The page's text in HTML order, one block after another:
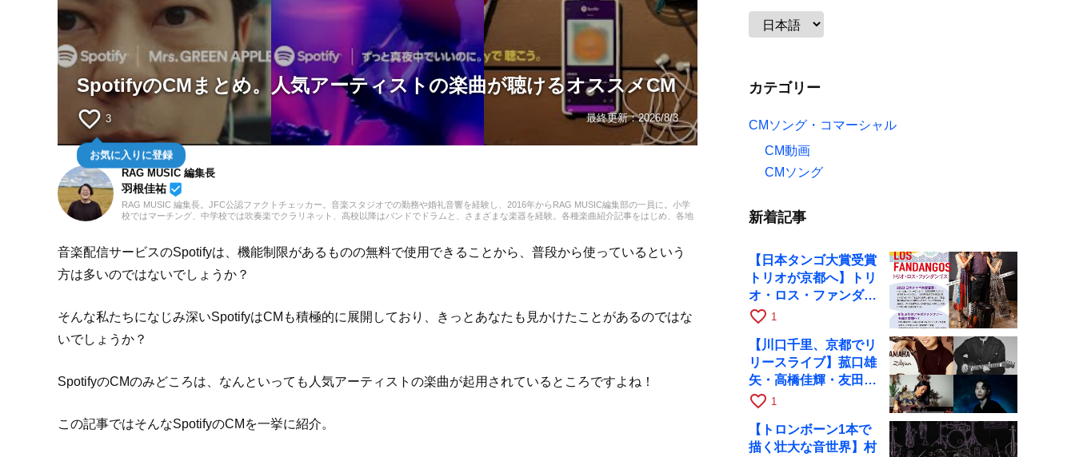
SpotifyのCMまとめ。人気アーティストの楽曲が聴けるオススメCM
favorite_border 3
お気に入りに登録
最終更新：2026/8/3
RAG MUSIC 編集長
羽根佳祐 beenhere
RAG MUSIC 編集長。JFC公認ファクトチェッカー。音楽スタジオでの勤務や婚礼音響を経験し、2016年からRAG MUSIC編集部の一員に。小学
校ではマーチング、中学校では吹奏楽でクラリネット、高校以降はバンドでドラムと、さまざまな楽器を経験。各種楽曲紹介記事をはじめ、各地
音楽配信サービスのSpotifyは、機能制限があるものの無料で使用できることから、普段から使っているという
方は多いのではないでしょうか？
そんな私たちになじみ深いSpotifyはCMも積極的に展開しており、きっとあなたも見かけたことがあるのではな
いでしょうか？
SpotifyのCMのみどころは、なんといっても人気アーティストの楽曲が起用されているところですよね！
この記事ではそんなSpotifyのCMを一挙に紹介。
カテゴリー
CMソング・コマーシャル
CM動画
CMソング
新着記事
【日本タンゴ大賞受賞
トリオが京都へ】トリ
オ・ロス・ファンダン
ゴスが10月9日にRAG
favorite_border 1
【川口千里、京都でリ
リースライブ】菰口雄
矢・高橋佳輝・友田ジ
ュンと9月28日にRAG
favorite_border 1
【トロンボーン1本で
描く壮大な音世界】村